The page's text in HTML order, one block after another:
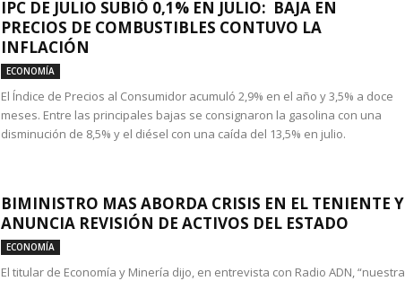
IPC DE JULIO SUBIÓ 0,1% EN JULIO: BAJA EN
PRECIOS DE COMBUSTIBLES CONTUVO LA
INFLACIÓN
ECONOMÍA
El Índice de Precios al Consumidor acumuló 2,9% en el año y 3,5% a doce
meses. Entre las principales bajas se consignaron la gasolina con una
disminución de 8,5% y el diésel con una caída del 13,5% en julio.
BIMINISTRO MAS ABORDA CRISIS EN EL TENIENTE Y
ANUNCIA REVISIÓN DE ACTIVOS DEL ESTADO
ECONOMÍA
El titular de Economía y Minería dijo, en entrevista con Radio ADN, “nuestra